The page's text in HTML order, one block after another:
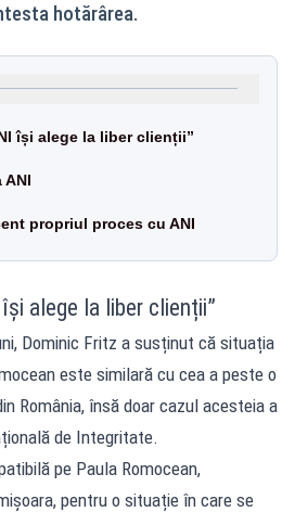
hotărârea.
își alege la liber clienții”
ANI
propriul proces cu ANI
alege la liber clienții”
Dominic Fritz a susținut că situația
este similară cu cea a peste o
România, însă doar cazul acesteia a
de Integritate.
pe Paula Romocean,
pentru o situație în care se